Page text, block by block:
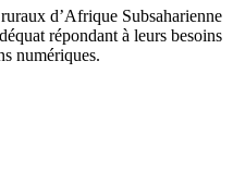
d’Afrique Subsaharienne
répondant à leurs besoins
numériques.